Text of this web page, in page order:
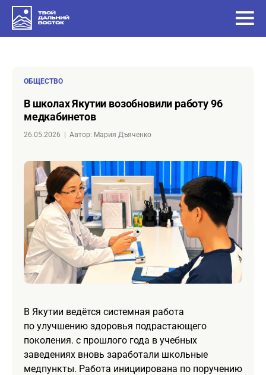
ОБЩЕСТВО
в школах Якутии возобновили работу 96
медкабинетов
26.05.2026 Автор: Мария Дъяченко
В Якутии ведётся системная работа
по улучшению здоровья подрастающего
поколения. с прошлого года в учебных
заведениях вновь заработали школьные
медпункты. Работа инициирована по поручению